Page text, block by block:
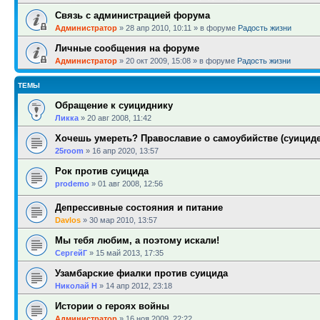
Связь с администрацией форума
Администратор » 28 апр 2010, 10:11 » в форуме Радость жизни
Личные сообщения на форуме
Администратор » 20 окт 2009, 15:08 » в форуме Радость жизни
ТЕМЫ
Обращение к суициднику
Ликка » 20 авг 2008, 11:42
Хочешь умереть? Православие о самоубийстве
25room » 16 апр 2020, 13:57
Рок против суицида
prodemo » 01 авг 2008, 12:56
Депрессивные состояния и питание
Davlos » 30 мар 2010, 13:57
Мы тебя любим, а поэтому искали!
СергейГ » 15 май 2013, 17:35
Узамбарские фиалки против суицида
Николай Н » 14 апр 2012, 23:18
Истории о героях войны